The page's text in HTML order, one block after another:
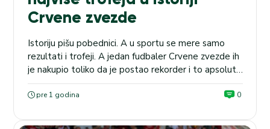
Crvene zvezde
Istoriju pišu pobednici. A u sportu se mere samo
rezultati i trofeji. A jedan fudbaler Crvene zvezde ih
je nakupio toliko da je postao rekorder i to apsolutni
rekorder. PREMIJER LIGA: Lester u ponedeljak
(21.00) dočekuje Njukasl, a kvota kladionice MaxBet
titulu prvaka Srbije,...
pre 1 godina 0